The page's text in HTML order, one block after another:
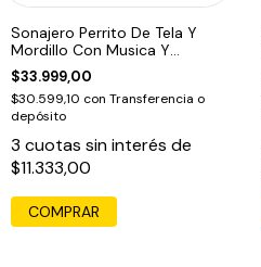
Sonajero Perrito De Tela Y
Mordillo Con Musica Y
Texturas
$33.999,00
$30.599,10 con Transferencia o
depósito
3 cuotas sin interés de
$11.333,00
COMPRAR